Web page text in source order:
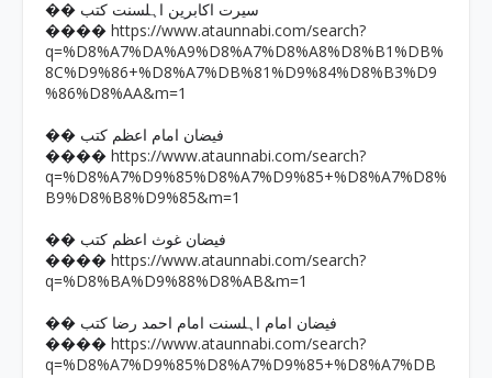
�� سیرت اکابرین اہلسنت کتب
���� https://www.ataunnabi.com/search?
q=%D8%A7%DA%A9%D8%A7%D8%A8%D8%B1%DB%
8C%D9%86+%D8%A7%DB%81%D9%84%D8%B3%D9
%86%D8%AA&m=1
�� فیضان امام اعظم کتب
���� https://www.ataunnabi.com/search?
q=%D8%A7%D9%85%D8%A7%D9%85+%D8%A7%D8%
B9%D8%B8%D9%85&m=1
�� فیضان غوث اعظم کتب
���� https://www.ataunnabi.com/search?
q=%D8%BA%D9%88%D8%AB&m=1
�� فیضان امام اہلسنت امام احمد رضا کتب
���� https://www.ataunnabi.com/search?
q=%D8%A7%D9%85%D8%A7%D9%85+%D8%A7%DB